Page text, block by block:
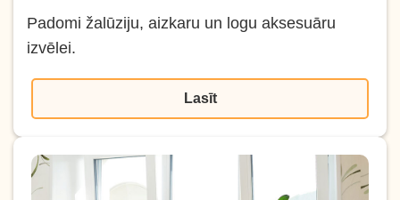
Padomi žalūziju, aizkaru un logu aksesuāru
izvēlei.
Lasīt